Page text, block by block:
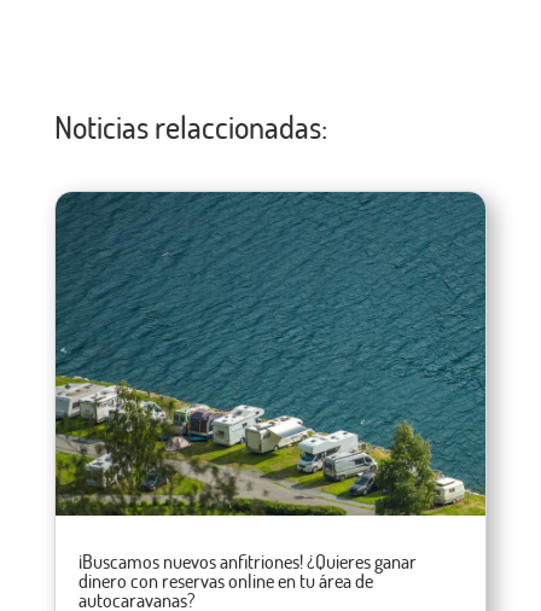
Noticias relaccionadas:
¡Buscamos nuevos anfitriones! ¿Quieres ganar
dinero con reservas online en tu área de
autocaravanas?